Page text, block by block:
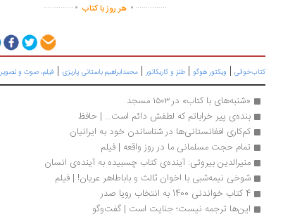
............... هر روز با کتاب ..............
کتاب‌خوانی | ویکتور هوگو | طنز و کاریکاتور | محمدابراهیم باستانی پاریزی | فیلم، صوت و تصویر
«شنبه‌های با کتاب» در ۱۵۰۳ مسجد
بنده‌ی پیر خراباتم که لطفش دائم است... | حافظ
کم‌کاری افغانستانی‌ها در شناساندن خود به ایرانیان
تمام حجت مسلمانی ما در روز واقعه | فیلم
منیرالدین بیروتی: آینده‌ی کتاب چسبیده به آینده‌ی انسان
شوخی نیمه‌شبی با اخوان ثالث و باباطاهر عریان! | فیلم
4 کتاب خواندنی 1400 به انتخاب رویا صدر
این‌ها ترجمه نیست؛ جنایت است | گفت‌وگو